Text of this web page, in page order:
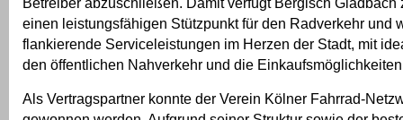
einen leistungsfähigen Stützpunkt für den Radverkehr und
flankierende Serviceleistungen im Herzen der Stadt, mit
den öffentlichen Nahverkehr und die
Als Vertragspartner konnte der Verein Kölner Fahrrad-